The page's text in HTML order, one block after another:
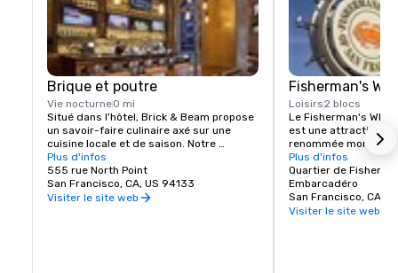
Brique et poutre
Vie nocturne0 mi
Situé dans l'hôtel, Brick & Beam propose
un savoir-faire culinaire axé sur une
cuisine locale et de saison. Notre
programme Seafood Watch est une
nouvelle approche de l'alimentation
durable, qui comprend un menu
responsable composé de produits locaux
Plus d'infos
555 rue North Point
San Francisco, CA, US 94133
Visiter le site web
Fisherman's
Loisirs2 blocs
Le Fisherman's
est une attraction
renommée
et une zone
animés. Abritant
renommée
hôtels et
divertissement, le
Plus d'infos
Quartier de
Embarcadéro
San Francisco, CA,
Visiter le site web